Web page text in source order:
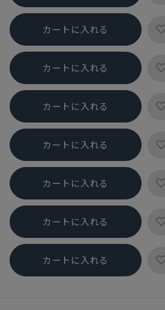
カートに入れる
カートに入れる
カートに入れる
カートに入れる
カートに入れる
カートに入れる
カートに入れる